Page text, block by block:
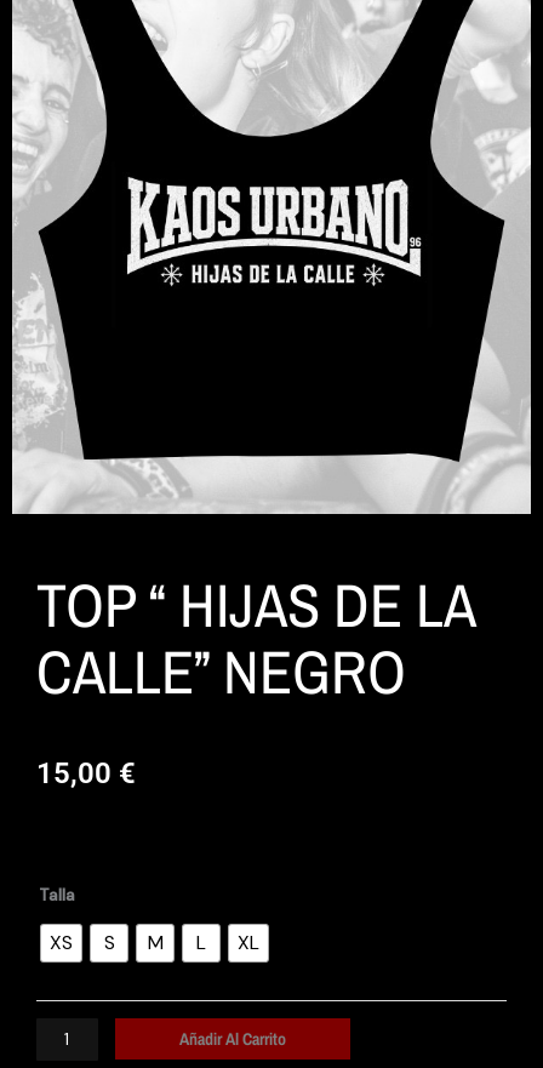
TOP “ HIJAS DE LA
CALLE” NEGRO
15,00 €
Talla
XS S M L XL
HIJAS
LA
CALLE”
Añadir Al Carrito